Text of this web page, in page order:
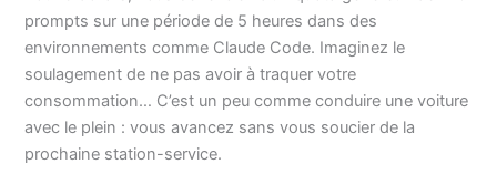
prompts sur une période de 5 heures dans des
environnements comme Claude Code. Imaginez le
soulagement de ne pas avoir à traquer votre
consommation… C’est un peu comme conduire une voiture
avec le plein : vous avancez sans vous soucier de la
prochaine station-service.